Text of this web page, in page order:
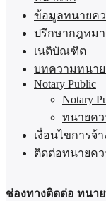
ข้อมูลทนายค
ปรึกษากฎหมา
เนติบัณฑิต
บทความทนา
Notary Public
Notary
ทนายคว
เงื่อนไขการจ้
ติดต่อทนายคว
ช่องทางติดต่อ ทนา